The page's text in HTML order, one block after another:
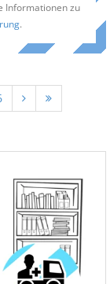
Informationen zu
.